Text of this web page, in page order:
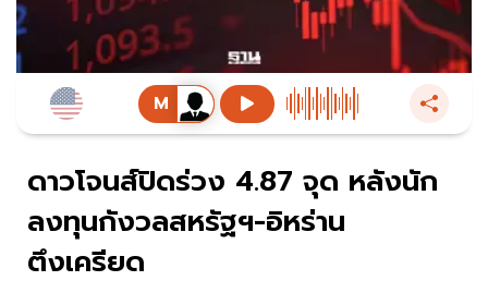
ดาวโจนส์ปิดร่วง 4.87 จุด หลังนัก
ลงทุนกังวลสหรัฐฯ-อิหร่าน
ตึงเครียด